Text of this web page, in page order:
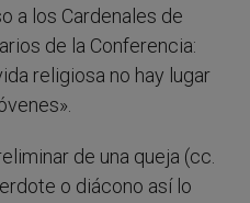
a los Cardenales de
de la Conferencia:
religiosa no hay lugar
de una queja (cc.
o diácono así lo